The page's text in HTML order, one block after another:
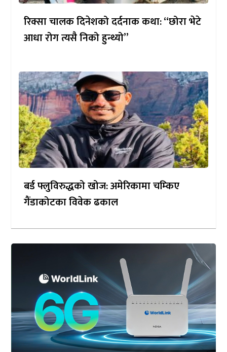
रिक्सा चालक दिनेशको दर्दनाक कथा: “छोरा भेटे
आधा रोग त्यसै निको हुन्थ्यो”
बर्ड फ्लुविरुद्धको खोज: अमेरिकामा चम्किए
गैंडाकोटका विवेक ढकाल